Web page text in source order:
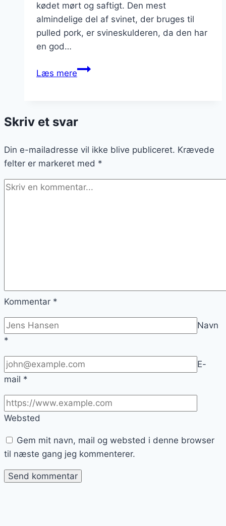
kødet mørt og saftigt. Den mest
almindelige del af svinet, der bruges til
pulled pork, er svineskulderen, da den har
en god…
Læs merePulled
og
Skriv et svar
Din e-mailadresse vil ikke blive publiceret. Krævede
felter er markeret med *
Kommentar *
Navn
*
E-
mail *
Websted
Gem mit navn, mail og websted i denne browser
til næste gang jeg kommenterer.